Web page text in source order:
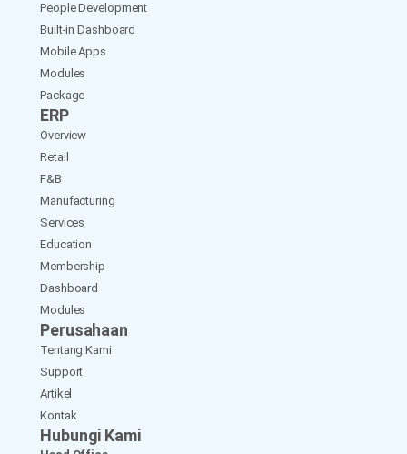
People Development
Built-in Dashboard
Mobile Apps
Modules
Package
ERP
Overview
Retail
F&B
Manufacturing
Services
Education
Membership
Dashboard
Modules
Perusahaan
Tentang Kami
Support
Artikel
Kontak
Hubungi Kami